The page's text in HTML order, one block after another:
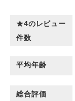
★4のレビュー
件数
平均年齢
総合評価